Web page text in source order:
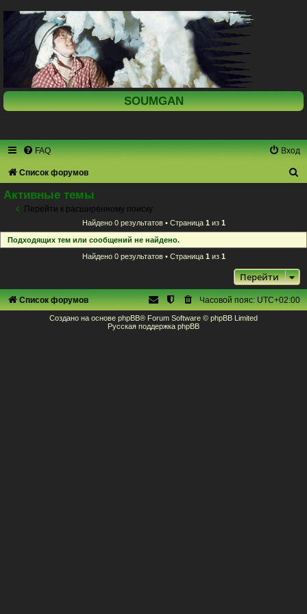
SOUMGAN
FAQ Вход
Список форумов
Активные темы
Перейти к расширенному поиску
Найдено 0 результатов • Страница 1 из 1
Подходящих тем или сообщений не найдено.
Найдено 0 результатов • Страница 1 из 1
Перейти
Список форумов Часовой пояс:UTC+02:00
Создано на основе phpBB® Forum Software © phpBB Limited
Русская поддержка phpBB